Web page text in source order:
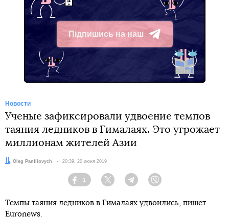
Підпишись на наш
Telegram
Новости
Ученые зафиксировали удвоение темпов
таяния ледников в Гималаях. Это угрожает
миллионам жителей Азии
Автор:
Oleg Panfilovych Дата:
20:39, 20 июня 2019
Facebook
1
Twitter TelegramViber
Темпы таяния ледников в Гималаях удвоились, пишет
Euronews.